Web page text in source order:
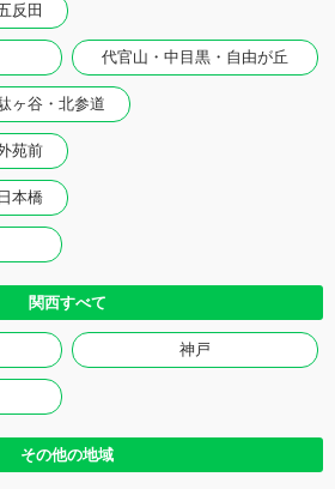
反田
代官山・中目黒・自由が丘
ヶ谷・北参道
苑前
本橋
関西すべて
神戸
その他の地域